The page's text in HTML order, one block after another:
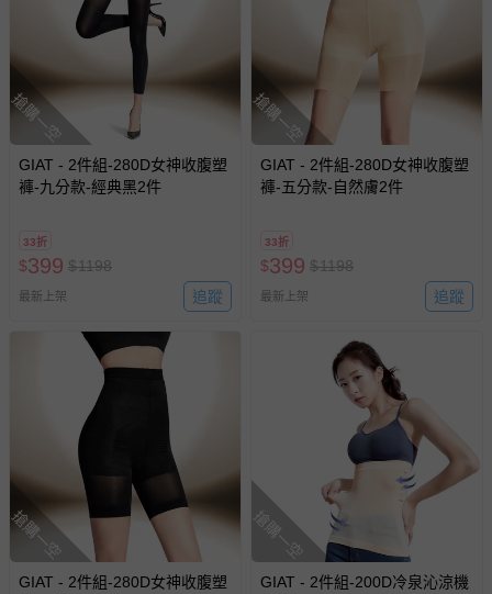
搶購一空
GIAT - 2件組-280D女神收腹塑
褲-九分款-經典黑2件
33折
$399 $1198
最新上架 追蹤
搶購一空
GIAT - 2件組-280D女神收腹塑
褲-五分款-自然膚2件
33折
$399 $1198
最新上架 追蹤
搶購一空
GIAT - 2件組-280D女神收腹塑
搶購一空
GIAT - 2件組-200D冷泉沁涼機